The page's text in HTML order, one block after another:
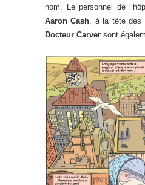
nom. Le personnel de
Aaron Cash, à la tête des
Docteur Carver sont